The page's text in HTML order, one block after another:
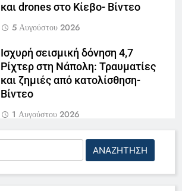
και drones στο Κίεβο- Βίντεο
5 Αυγούστου 2026
Ισχυρή σεισμική δόνηση 4,7
Ρίχτερ στη Νάπολη: Τραυματίες
και ζημιές από κατολίσθηση-
Βίντεο
1 Αυγούστου 2026
Ο Ζελένσκι ζήτησε από τον
Τραμπ 300 πυραύλους για τα